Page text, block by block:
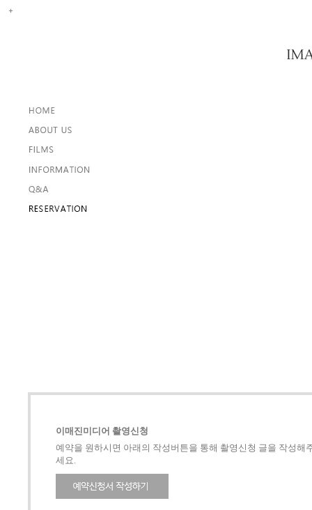
이매진미디어 촬영신청
예약을 원하시면 아래의 작성버튼을 통해 촬영신청 글을 작성해
세요.